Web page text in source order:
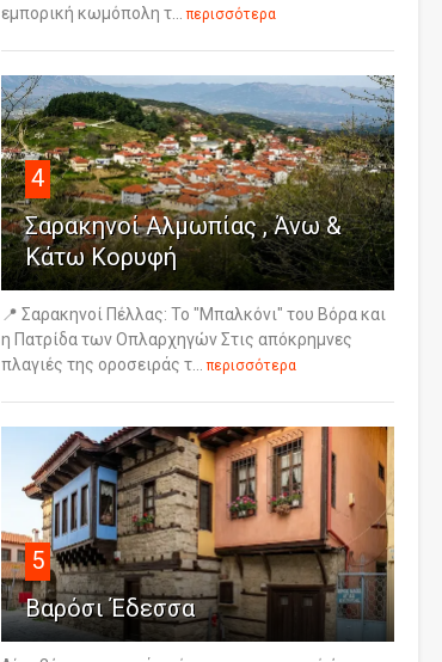
εμπορική κωμόπολη τ... περισσότερα
4
Σαρακηνοί Αλμωπίας , Άνω &
Κάτω Κορυφή
📍 Σαρακηνοί Πέλλας: Το "Μπαλκόνι" του Βόρα και
η Πατρίδα των Οπλαρχηγών Στις απόκρημνες
πλαγιές της οροσειράς τ... περισσότερα
5
Βαρόσι Έδεσσα